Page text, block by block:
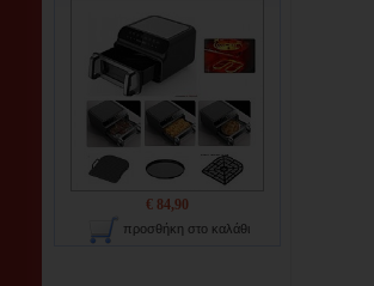
€ 84,90
προσθήκη στο καλάθι